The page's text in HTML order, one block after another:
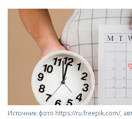
Источник фото https://ru.freepik.com/,